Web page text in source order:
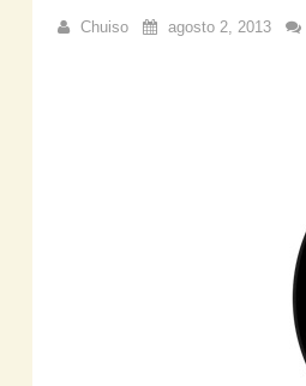
Chuiso agosto 2, 2013